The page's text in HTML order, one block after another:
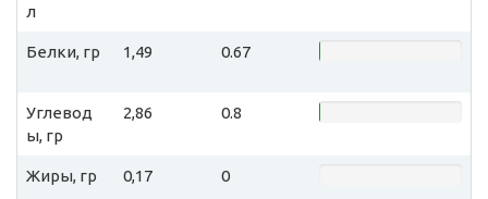
л
Белки, гр 1,49 0.67
Углевод
ы, гр
2,86 0.8
Жиры, гр 0,17 0